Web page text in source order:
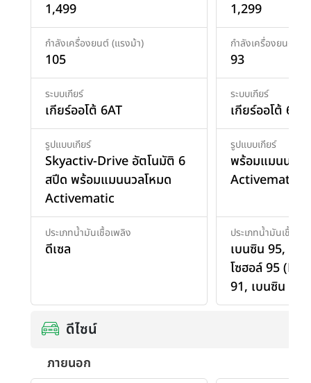
1,499
กำลังเครื่องยนต์ (แรงม้า)
105
ระบบเกียร์
เกียร์ออโต้ 6AT
รูปแบบเกียร์
Skyactiv-Drive อัตโนมัติ 6
สปีด พร้อมแมนนวลโหมด
Activematic
ประเภทน้ำมันเชื้อเพลิง
ดีเซล
1,299
กำลังเครื่องยนต์ (แ
93
ระบบเกียร์
เกียร์ออโต้ 6AT
รูปแบบเกียร์
พร้อมแมนนวล
Activematic
ประเภทน้ำมันเชื้อเพ
เบนซิน 95,
โซฮอล์ 95
91, เบนซิน E20
ดีไซน์
ภายนอก